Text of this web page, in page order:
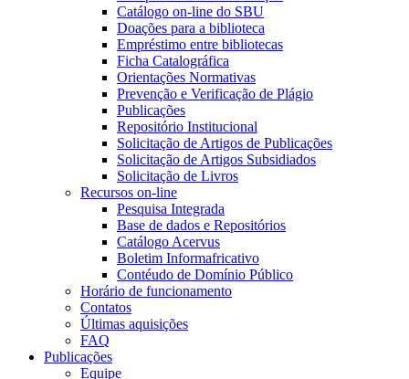
Catálogo on-line do SBU
Doações para a biblioteca
Empréstimo entre bibliotecas
Ficha Catalográfica
Orientações Normativas
Prevenção e Verificação de Plágio
Publicações
Repositório Institucional
Solicitação de Artigos de Publicações
Solicitação de Artigos Subsidiados
Solicitação de Livros
Recursos on-line
Pesquisa Integrada
Base de dados e Repositórios
Catálogo Acervus
Boletim Informafricativo
Contéudo de Domínio Público
Horário de funcionamento
Contatos
Últimas aquisições
FAQ
Publicações
Equipe